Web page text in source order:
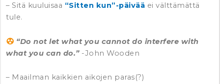
– Sitä kuuluisaa “Sitten kun”-päivää ei välttämättä
tule.
“Do not let what you cannot do interfere with
what you can do.”-John Wooden
– Maailman kaikkien aikojen paras(?)